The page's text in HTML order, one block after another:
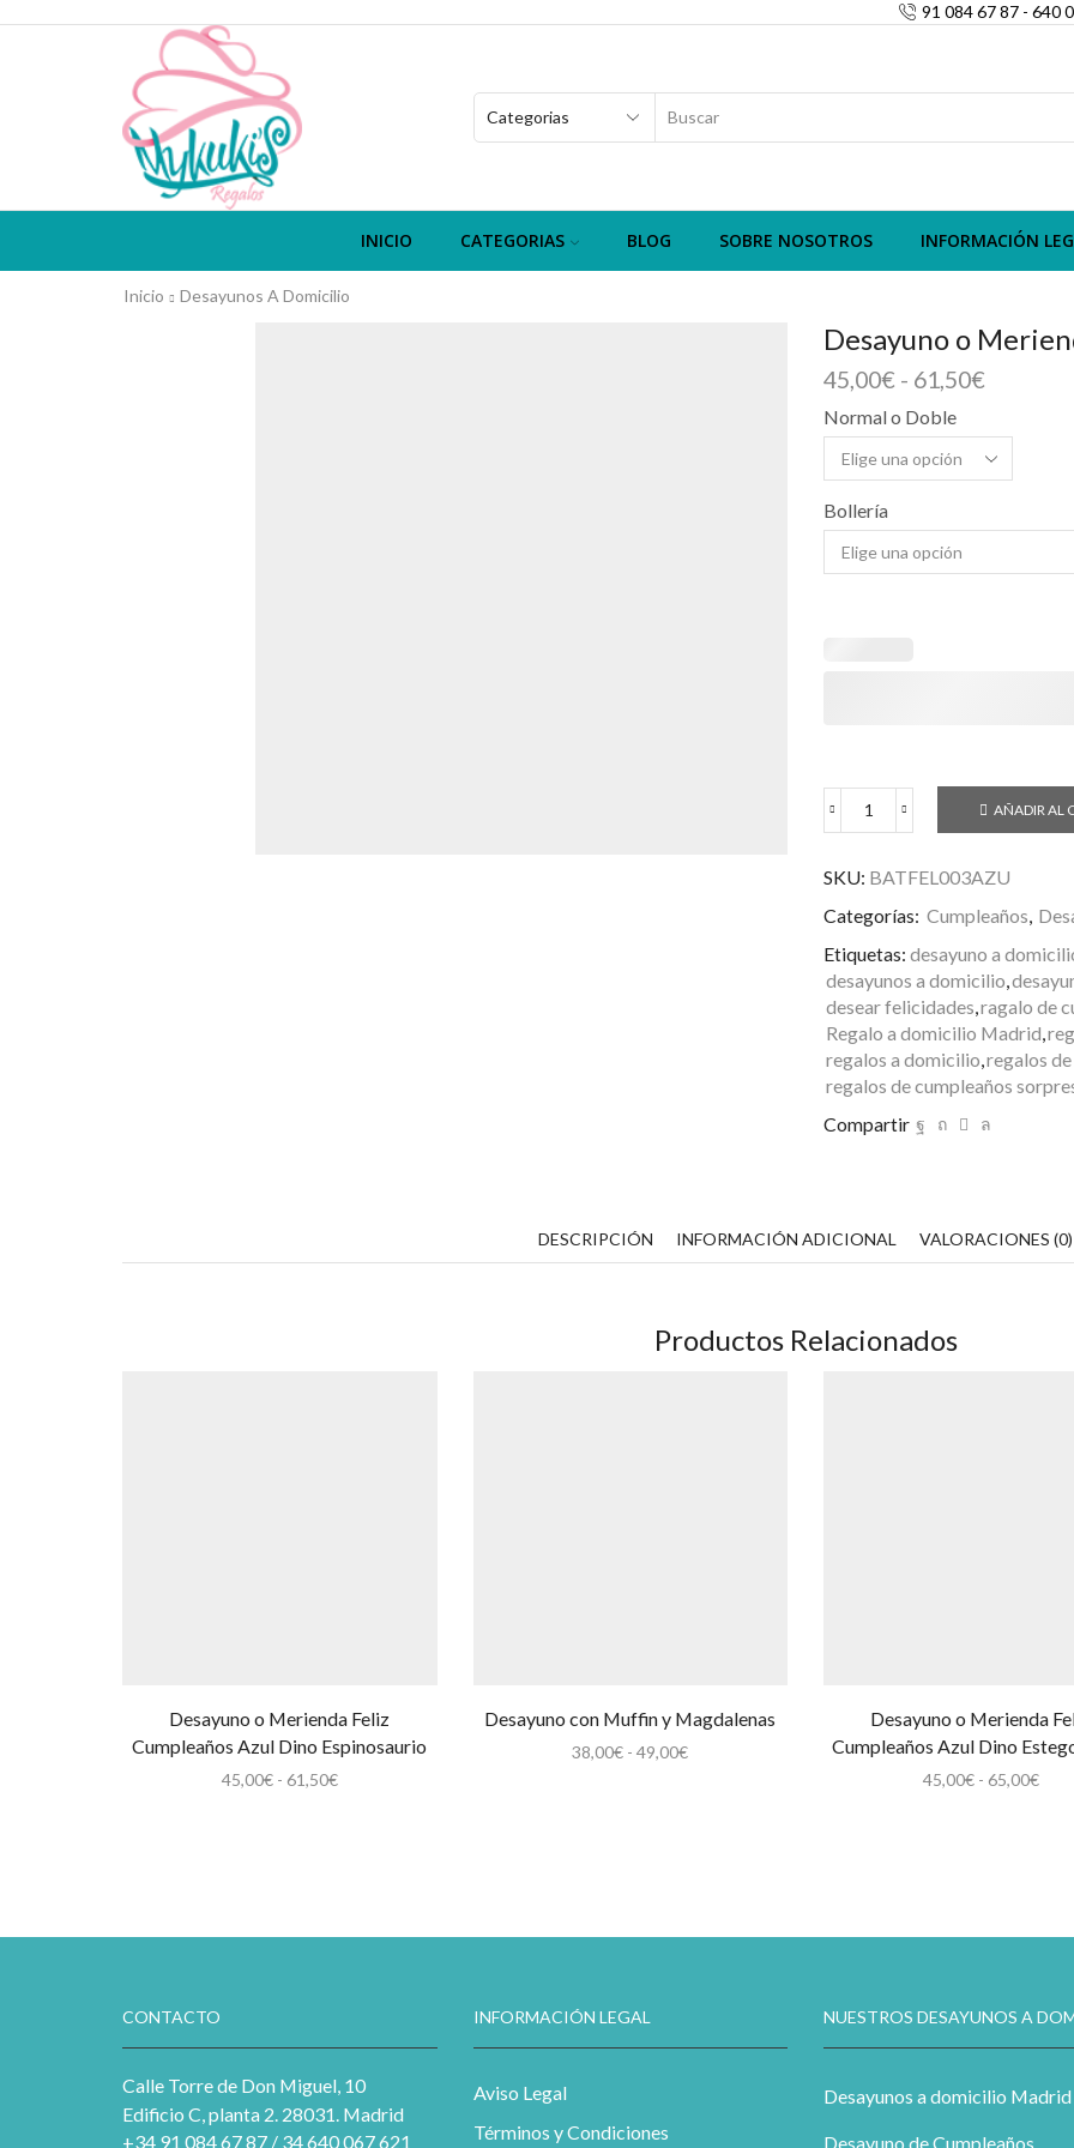
91 084 67 87 - 640
INICIO CATEGORIAS BLOG SOBRE NOSOTROS INFORMACIÓN
Inicio Desayunos A Domicilio
Desayuno o
45,00€ - 61,50€
precios:
desde
45,00€
Normal o Doble
Bollería
Desayuno
Merienda
FELICIDADES
Azul
cantidad
AÑADIR AL
SKU: BATFEL003AZU
Categorías: Cumpleaños,
Etiquetas: desayuno a
desayunos a domicilio,
desear felicidades,ragalo de
Regalo a domicilio Madrid,
regalos a domicilio,regalos
regalos de cumpleaños
Compartir
DESCRIPCIÓN INFORMACIÓN ADICIONAL VALORACIONES (0)
Productos Relacionados
Desayuno o Merienda Feliz
Cumpleaños Azul Dino Espinosaurio
45,00€ - 61,50€Rango
Desayuno con Muffin y Magdalenas
38,00€ - 49,00€Rango
Desayuno o Merienda
Cumpleaños Azul Dino
45,00€ - 65,00€
CONTACTO
Calle Torre de Don Miguel, 10
Edificio C, planta 2. 28031. Madrid
+34 91 084 67 87 / 34 640 067 621
INFORMACIÓN LEGAL
Aviso Legal
Términos y Condiciones
NUESTROS DESAYUNOS A
Desayunos a domicilio Madrid
Desayuno de Cumpleaños